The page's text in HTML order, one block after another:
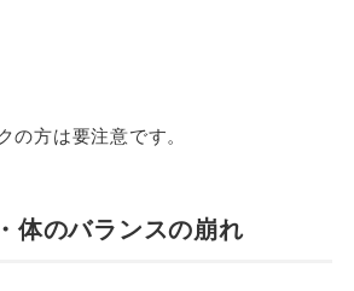
方は要注意です。
体のバランスの崩れ